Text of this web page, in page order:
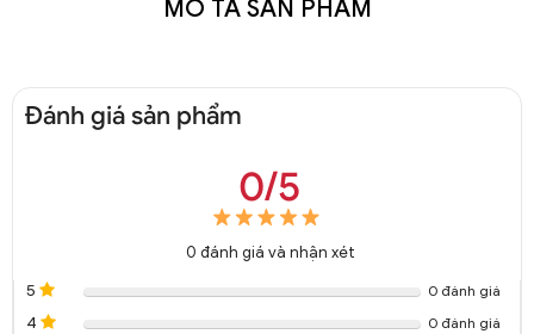
MÔ TẢ SẢN PHẨM
Đánh giá sản phẩm
0/5
0 đánh giá và nhận xét
5
0 đánh giá
4 0 đánh giá